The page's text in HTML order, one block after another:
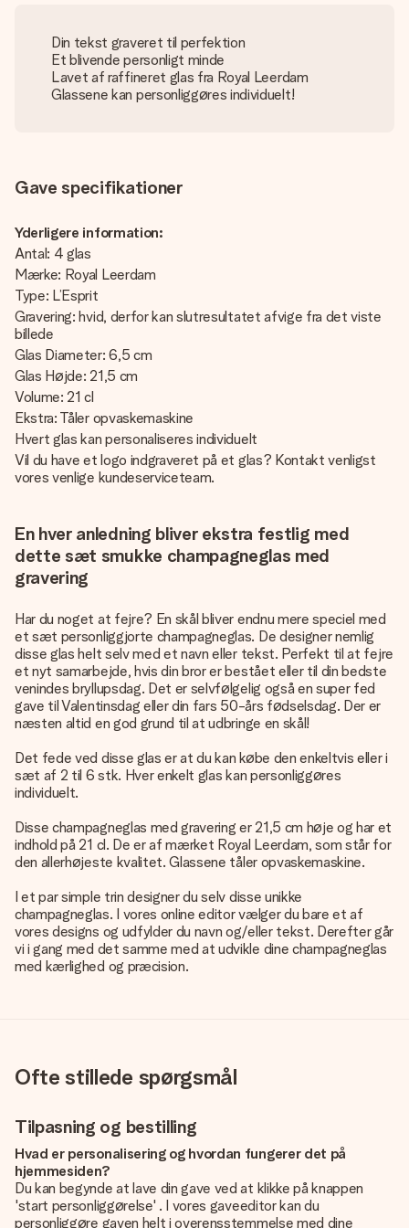
Din tekst graveret til perfektion
Et blivende personligt minde
Lavet af raffineret glas fra Royal Leerdam
Glassene kan personliggøres individuelt!
Gave specifikationer
Yderligere information:
Antal: 4 glas
Mærke: Royal Leerdam
Type: L’Esprit
Gravering: hvid, derfor kan slutresultatet afvige fra det viste
billede
Glas Diameter: 6,5 cm
Glas Højde: 21,5 cm
Volume: 21 cl
Ekstra: Tåler opvaskemaskine
Hvert glas kan personaliseres individuelt
Vil du have et logo indgraveret på et glas? Kontakt venligst
vores venlige kundeserviceteam.
En hver anledning bliver ekstra festlig med
dette sæt smukke champagneglas med
gravering
Har du noget at fejre? En skål bliver endnu mere speciel med
et sæt personliggjorte champagneglas. De designer nemlig
disse glas helt selv med et navn eller tekst. Perfekt til at fejre
et nyt samarbejde, hvis din bror er bestået eller til din bedste
venindes bryllupsdag. Det er selvfølgelig også en super fed
gave til Valentinsdag eller din fars 50-års fødselsdag. Der er
næsten altid en god grund til at udbringe en skål!
Det fede ved disse glas er at du kan købe den enkeltvis eller i
sæt af 2 til 6 stk. Hver enkelt glas kan personliggøres
individuelt.
Disse champagneglas med gravering er 21,5 cm høje og har et
indhold på 21 cl. De er af mærket Royal Leerdam, som står for
den allerhøjeste kvalitet. Glassene tåler opvaskemaskine.
I et par simple trin designer du selv disse unikke
champagneglas. I vores online editor vælger du bare et af
vores designs og udfylder du navn og/eller tekst. Derefter går
vi i gang med det samme med at udvikle dine champagneglas
med kærlighed og præcision.
Ofte stillede spørgsmål
Tilpasning og bestilling
Hvad er personalisering og hvordan fungerer det på
hjemmesiden?
Du kan begynde at lave din gave ved at klikke på knappen
'start personliggørelse' . I vores gaveeditor kan du
personliggøre gaven helt i overensstemmelse med dine